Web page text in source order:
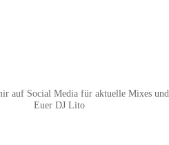
auf Social Media für aktuelle Mixes
Euer DJ Lito